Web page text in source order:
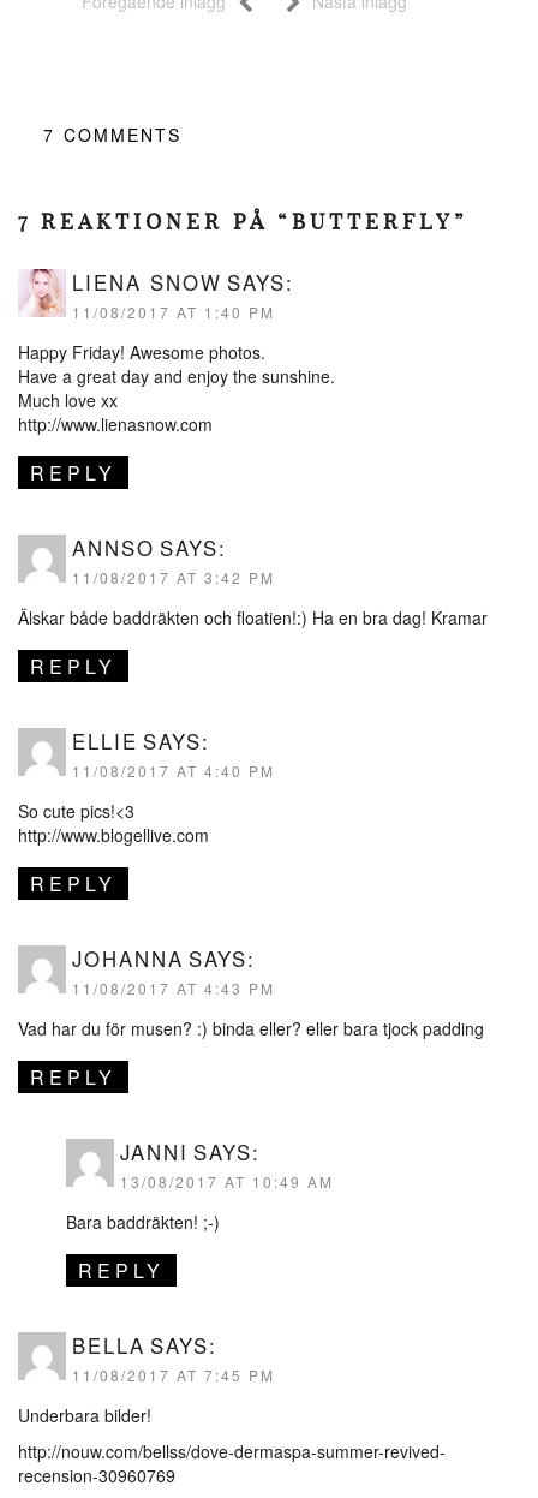
7 COMMENTS
7 REAKTIONER PÅ “BUTTERFLY”
LIENA SNOW SAYS:
11/08/2017 AT 1:40 PM
Happy Friday! Awesome photos.
Have a great day and enjoy the sunshine.
Much love xx
http://www.lienasnow.com
REPLY
ANNSO SAYS:
11/08/2017 AT 3:42 PM
Älskar både baddräkten och floatien!:) Ha en bra dag! Kramar
REPLY
ELLIE SAYS:
11/08/2017 AT 4:40 PM
So cute pics!<3
http://www.blogellive.com
REPLY
JOHANNA SAYS:
11/08/2017 AT 4:43 PM
Vad har du för musen? :) binda eller? eller bara tjock padding
REPLY
JANNI SAYS:
13/08/2017 AT 10:49 AM
Bara baddräkten! ;-)
REPLY
BELLA SAYS:
11/08/2017 AT 7:45 PM
Underbara bilder!
http://nouw.com/bellss/dove-dermaspa-summer-revived-
recension-30960769